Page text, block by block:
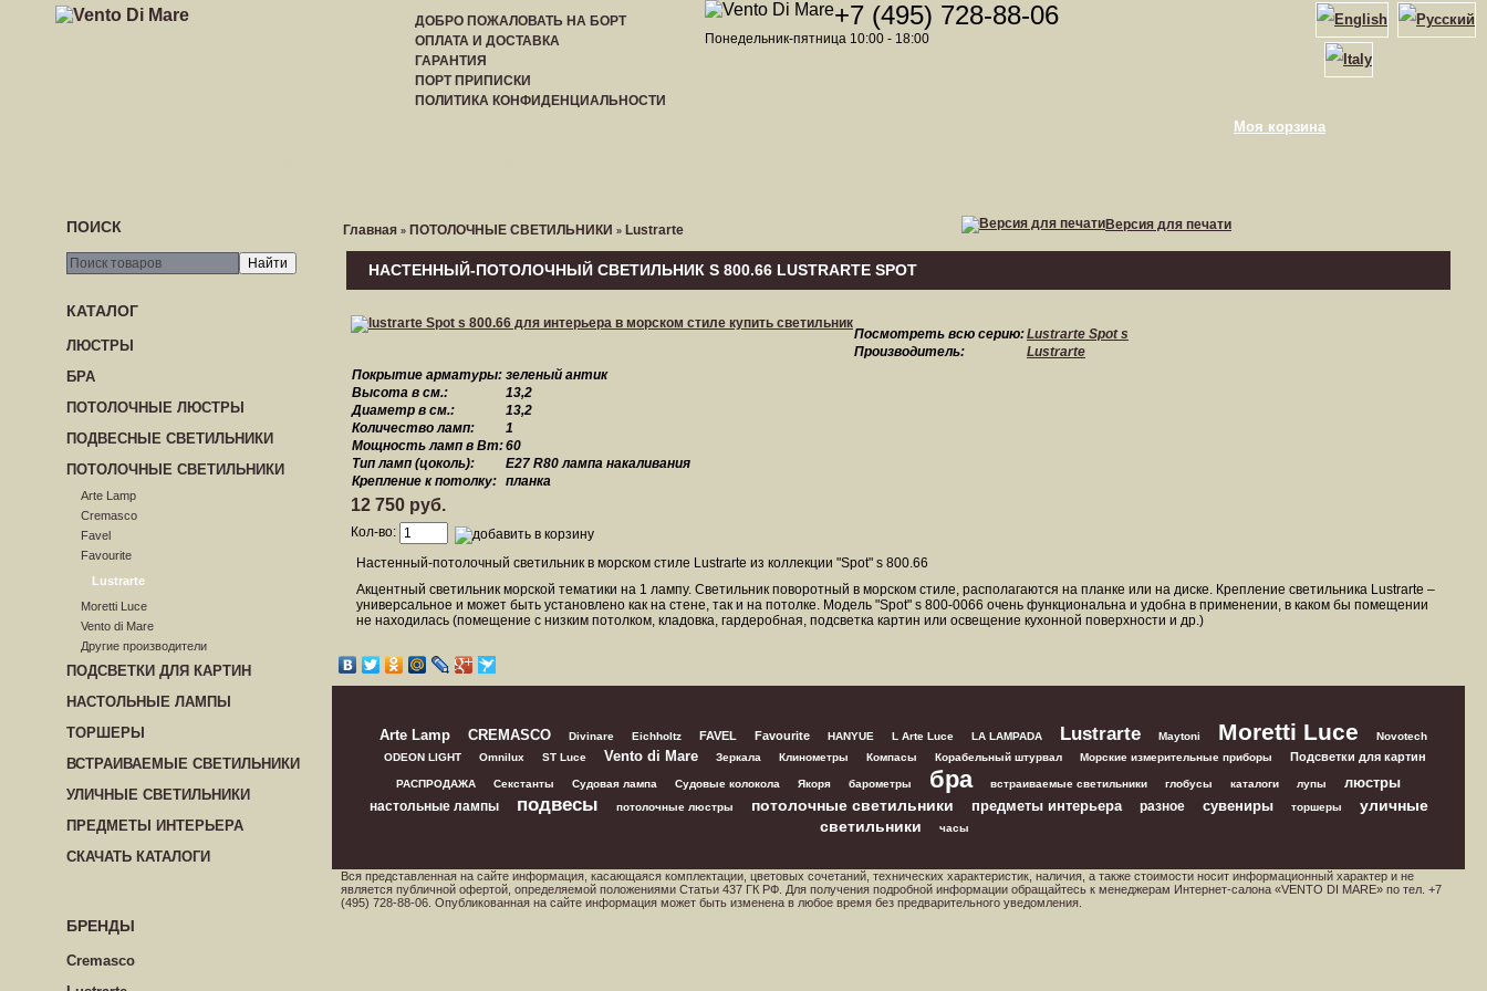
ДОБРО ПОЖАЛОВАТЬ НА БОРТ
ОПЛАТА И ДОСТАВКА
ГАРАНТИЯ
ПОРТ ПРИПИСКИ
ПОЛИТИКА КОНФИДЕНЦИАЛЬНОСТИ
+7 (495) 728-88-06
Понедельник-пятница 10:00 - 18:00
Моя корзина
ПОИСК
КАТАЛОГ
ЛЮСТРЫ
БРА
ПОТОЛОЧНЫЕ ЛЮСТРЫ
ПОДВЕСНЫЕ СВЕТИЛЬНИКИ
ПОТОЛОЧНЫЕ СВЕТИЛЬНИКИ
Arte Lamp
Cremasco
Favel
Favourite
Lustrarte
Moretti Luce
Vento di Mare
Другие производители
ПОДСВЕТКИ ДЛЯ КАРТИН
НАСТОЛЬНЫЕ ЛАМПЫ
ТОРШЕРЫ
ВСТРАИВАЕМЫЕ СВЕТИЛЬНИКИ
УЛИЧНЫЕ СВЕТИЛЬНИКИ
ПРЕДМЕТЫ ИНТЕРЬЕРА
СКАЧАТЬ КАТАЛОГИ
БРЕНДЫ
Cremasco
Главная » ПОТОЛОЧНЫЕ СВЕТИЛЬНИКИ » Lustrarte Версия для печати
НАСТЕННЫЙ-ПОТОЛОЧНЫЙ СВЕТИЛЬНИК S 800.66 LUSTRARTE SPOT
Посмотреть всю серию:Lustrarte Spot s
Производитель:
Lustrarte
Покрытие арматуры: зеленый антик
Высота в см.:
13,2
Диаметр в см.:
13,2
Количество ламп:
1
Мощность ламп в Вт:60
Тип ламп (цоколь):
E27 R80 лампа накаливания
Крепление к потолку: планка
12 750 руб.
Кол-во:
Настенный-потолочный светильник в морском стиле Lustrarte из коллекции "Spot" s 800.66
Акцентный светильник морской тематики на 1 лампу. Светильник поворотный в морском стиле, располагаются на планке или на диске. Крепление светильника Lustrarte –
универсальное и может быть установлено как на стене, так и на потолке. Модель "Spot" s 800-0066 очень функциональна и удобна в применении, в каком бы помещении
не находилась (помещение с низким потолком, кладовка, гардеробная, подсветка картин или освещение кухонной поверхности и др.)
Arte Lamp CREMASCO Divinare Eichholtz FAVEL Favourite HANYUE L Arte Luce LA LAMPADA Lustrarte Maytoni Moretti Luce
Novotech
ODEON LIGHT
Omnilux ST Luce Vento di Mare Зеркала Клинометры Компасы Корабельный штурвал Морские измерительные приборы Подсветки для картин
РАСПРОДАЖА Секстанты Судовая лампа Судовые колокола Якоря барометры бра встраиваемые светильники глобусы каталоги лупы люстры
настольные лампы подвесы потолочные люстры потолочные светильники предметы интерьера разное сувениры торшеры
уличные
светильники
часы
Вся представленная на сайте информация, касающаяся комплектации, цветовых сочетаний, технических характеристик, наличия, а также стоимости носит информационный характер и не
является публичной офертой, определяемой положениями Статьи 437 ГК РФ. Для получения подробной информации обращайтесь к менеджерам Интернет-салона «VENTO DI MARE» по тел. +7
(495) 728-88-06. Опубликованная на сайте информация может быть изменена в любое время без предварительного уведомления.